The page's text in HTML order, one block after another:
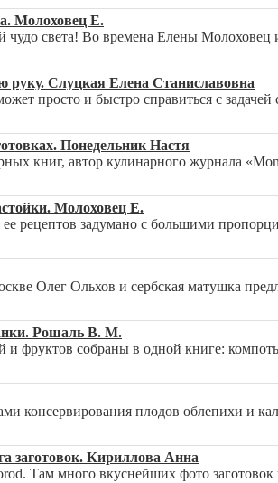
Молоховец Е.
света! Во времена Елены Молоховец
руку. Слуцкая Елена Станиславовна
просто и быстро справиться с задачей
Понедельник Настя
книг, автор кулинарного журнала
Молоховец Е.
рецептов задумано с большими
Олег Ольхов и сербская матушка
Рошаль В. М.
фруктов собраны в одной книге:
консервирования плодов облепихи и
Кириллова Анна
Там много вкуснейших фото заготовок